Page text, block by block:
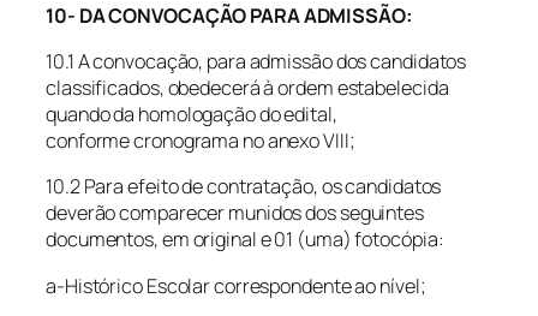
10- DA CONVOCAÇÃO PARA ADMISSÃO:
10.1 A convocação, para admissão dos candidatos
classificados, obedecerá à ordem estabelecida
quando da homologação do edital,
conforme cronograma no anexo VIII;
10.2 Para efeito de contratação, os candidatos
deverão comparecer munidos dos seguintes
documentos, em original e 01 (uma) fotocópia:
a-Histórico Escolar correspondente ao nível;